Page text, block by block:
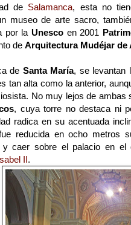
de Salamanca, esta no
museo de arte sacro,
por la Unesco en 2001
de Arquitectura Mudéjar de
de Santa María, se levantan
tan alta como la anterior,
No muy lejos de ambas
, cuya torre no destaca ni
radica en su acentuada
reducida en ocho metros
y caer sobre el palacio en
II.